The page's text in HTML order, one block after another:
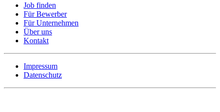
Job finden
Für Bewerber
Für Unternehmen
Über uns
Kontakt
Impressum
Datenschutz